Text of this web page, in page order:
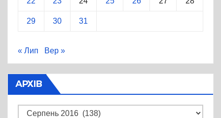
29 30 31
« Лип Вер »
АРХІВ
Архів